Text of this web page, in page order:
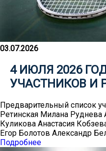
03.07.2026
4 ИЮЛЯ 2026
УЧАСТНИКОВ И
Предварительный список
Ретинская Милана Руднева
Куликова Анастасия
Егор Болотов Александр
Подробнее